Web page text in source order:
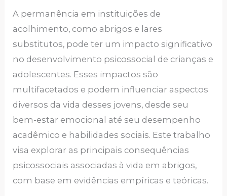
A permanência em instituições de
acolhimento, como abrigos e lares
substitutos, pode ter um impacto significativo
no desenvolvimento psicossocial de crianças e
adolescentes. Esses impactos são
multifacetados e podem influenciar aspectos
diversos da vida desses jovens, desde seu
bem-estar emocional até seu desempenho
acadêmico e habilidades sociais. Este trabalho
visa explorar as principais consequências
psicossociais associadas à vida em abrigos,
com base em evidências empíricas e teóricas.